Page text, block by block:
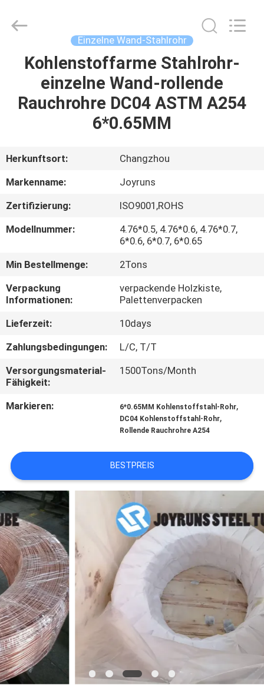
HAUS
PRODUKTE
US
AUSFLUG
TRETEN
MIT
UNS
IN
VERBINDUNG
SIE
EIN
ZITAT
SEITENVERZEICHNIS
DATENSCHUTZ-
BESTIMMUNGEN
Tube
Einzelne Wand-Stahlrohr
Kohlenstoffarme Stahlrohr-
einzelne Wand-rollende
Rauchrohre DC04 ASTM A254
6*0.65MM
Herkunftsort:
Changzhou
Markenname:
Joyruns
Zertifizierung:
ISO9001,ROHS
Modellnummer:
4.76*0.5, 4.76*0.6, 4.76*0.7,
6*0.6, 6*0.7, 6*0.65
Min Bestellmenge:
2Tons
Verpackung
Informationen:
verpackende Holzkiste,
Palettenverpacken
Lieferzeit:
10days
Zahlungsbedingungen:
L/C, T/T
Versorgungsmaterial-
Fähigkeit:
1500Tons/Month
Markieren: 6*0.65MM Kohlenstoffstahl-Rohr,
DC04 Kohlenstoffstahl-Rohr,
Rollende Rauchrohre A254
BESTPREIS